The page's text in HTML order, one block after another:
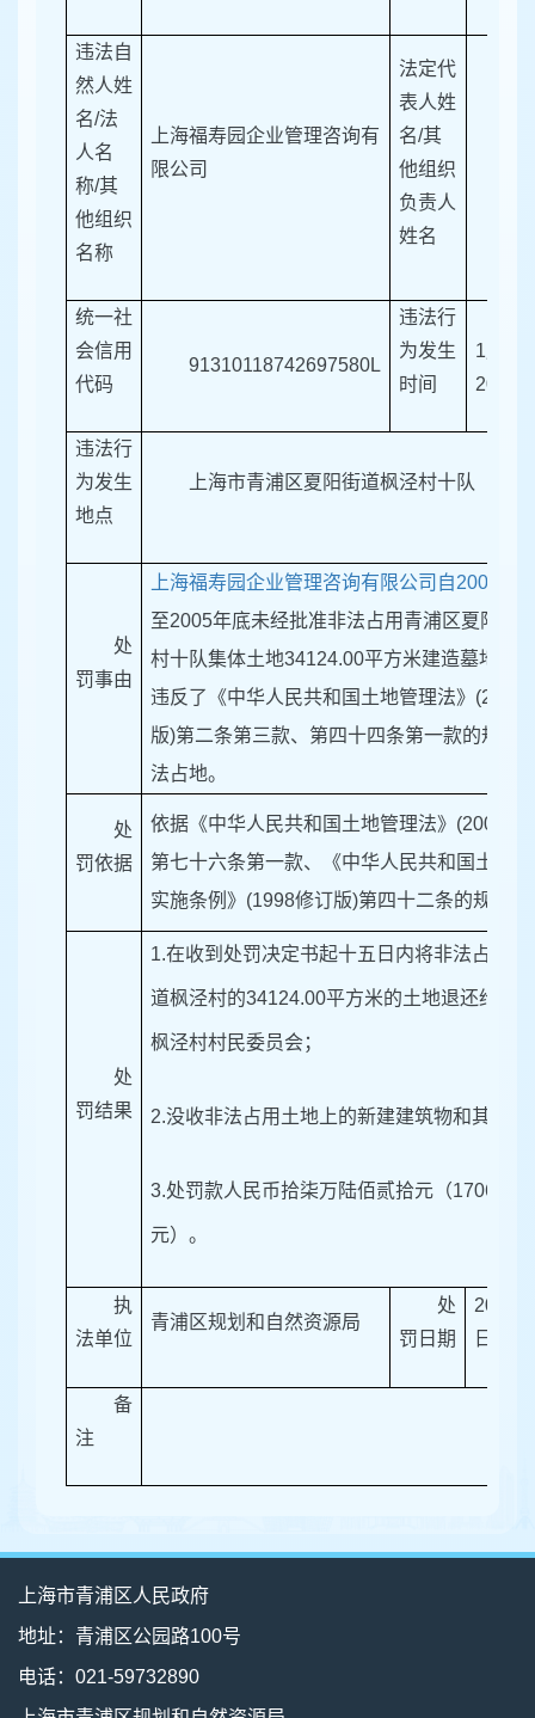
违法自
然人姓
名/法
人名
称/其
他组织
名称
上海福寿园企业管理咨询有
限公司
法定代
表人姓
名/其
他组织
负责人
姓名
统一社
会信用
代码
91310118742697580L
违法行
为发生
时间
1月份
2005
违法行
为发生
地点
上海市青浦区夏阳街道枫泾村十队
处
罚事由
上海福寿园企业管理咨询有限公司自2005年
至2005年底未经批准非法占用青浦区夏阳街
村十队集体土地34124.00平方米建造墓地的
违反了《中华人民共和国土地管理法》(2004
版)第二条第三款、第四十四条第一款的规定
法占地。
处
罚依据
依据《中华人民共和国土地管理法》(2004修
第七十六条第一款、《中华人民共和国土地
实施条例》(1998修订版)第四十二条的规定。
处
罚结果
1.在收到处罚决定书起十五日内将非法占用夏
道枫泾村的34124.00平方米的土地退还给夏
枫泾村村民委员会；
2.没收非法占用土地上的新建建筑物和其他设
3.处罚款人民币拾柒万陆佰贰拾元（
元）。
执
法单位
青浦区规划和自然资源局
处
罚日期
2026
日
备
注
上海市青浦区人民政府
地址：青浦区公园路100号
电话：021-59732890